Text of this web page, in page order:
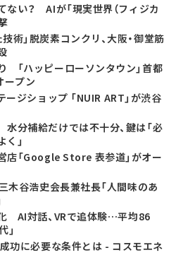
ない？ AIが「現実世界（フィジカ
術」脱炭素コンクリ、大阪・御堂筋
「ハッピーローソンタウン」首都
ープン
ジショップ 「NUIR ART」が渋谷
分補給だけでは不十分、鍵は「必
」
店「Google Store 表参道」がオー
木谷浩史会長兼社長「人間味のあ
AI対話、VRで追体験…平均86
」
功に必要な条件とは - コスモエネ